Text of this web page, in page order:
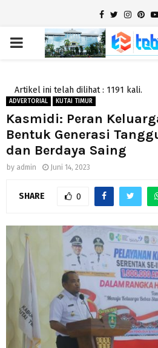
Facebook
Twitter
PRIMARY
Artikel ini telah dilihat : 1191 kali.
ADVERTORIAL KUTAI TIMUR
Kasmidi: Peran
Bentuk Generasi
dan Berdaya Saing
by admin Juni 14, 2023
SHARE 0